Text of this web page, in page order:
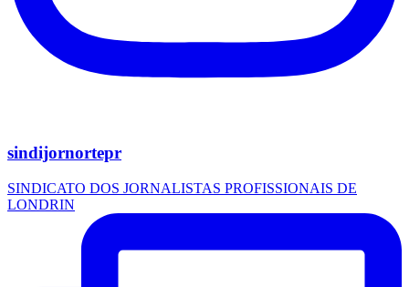
sindijornortepr
SINDICATO DOS JORNALISTAS PROFISSIONAIS DE
LONDRIN